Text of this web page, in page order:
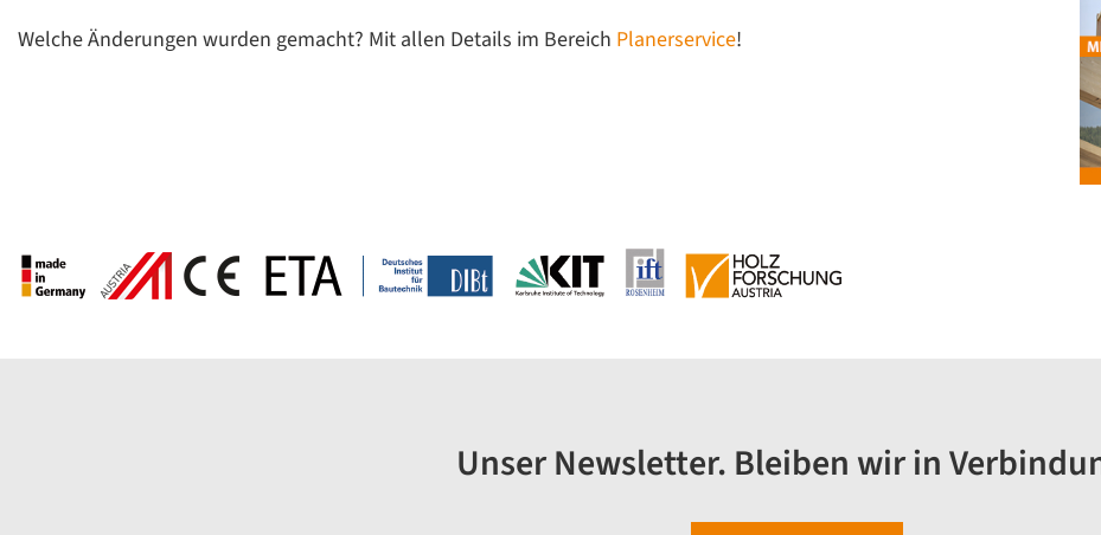
Welche Änderungen wurden gemacht? Mit allen Details im Bereich Planerservice!
Unser Newsletter. Bleiben wir in